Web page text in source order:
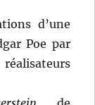
d’une
Poe par